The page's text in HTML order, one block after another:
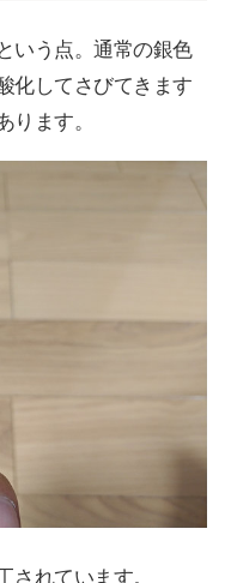
いう点。通常の銀色
化してさびてきます
ります。
されています。